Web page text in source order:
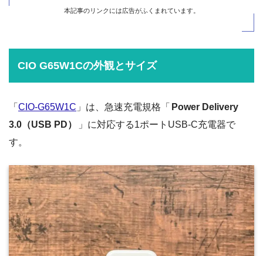
本記事のリンクには広告がふくまれています。
CIO G65W1Cの外観とサイズ
「 CIO-G65W1C 」は、急速充電規格「
Power Delivery
3.0（USB PD）
」に対応する1ポートUSB-C充電器で
す。